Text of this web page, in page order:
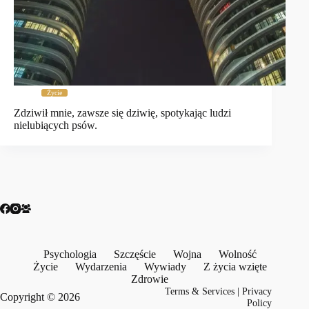
Życie
Zdziwił mnie, zawsze się dziwię, spotykając ludzi
nielubiących psów.
Psychologia Szczęście Wojna
Wolność
Życie
Wydarzenia Wywiady
Z życia wzięte
Zdrowie
Copyright © 2026
Terms & Services |Privacy
Policy